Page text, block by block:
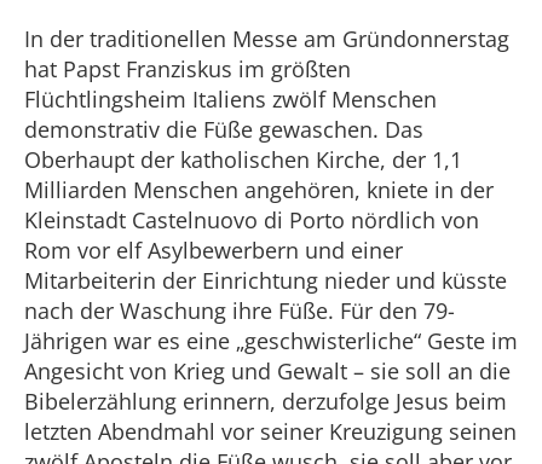
In der traditionellen Messe am Gründonnerstag
hat Papst Franziskus im größten
Flüchtlingsheim Italiens zwölf Menschen
demonstrativ die Füße gewaschen. Das
Oberhaupt der katholischen Kirche, der 1,1
Milliarden Menschen angehören, kniete in der
Kleinstadt Castelnuovo di Porto nördlich von
Rom vor elf Asylbewerbern und einer
Mitarbeiterin der Einrichtung nieder und küsste
nach der Waschung ihre Füße. Für den 79-
Jährigen war es eine „geschwisterliche“ Geste im
Angesicht von Krieg und Gewalt – sie soll an die
Bibelerzählung erinnern, derzufolge Jesus beim
letzten Abendmahl vor seiner Kreuzigung seinen